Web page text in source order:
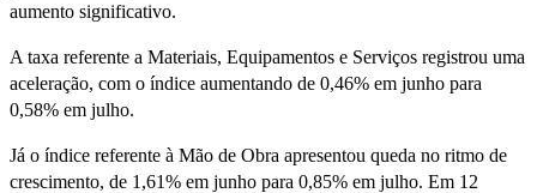
aumento significativo.
A taxa referente a Materiais, Equipamentos e Serviços registrou uma
aceleração, com o índice aumentando de 0,46% em junho para
0,58% em julho.
Já o índice referente à Mão de Obra apresentou queda no ritmo de
crescimento, de 1,61% em junho para 0,85% em julho. Em 12